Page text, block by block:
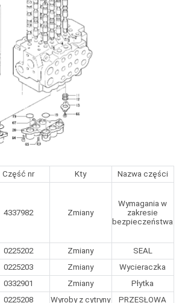
Część nr Kty Nazwa części
4337982 Zmiany
Wymagania w
zakresie
bezpieczeństwa
0225202 Zmiany
SEAL
0225203 Zmiany
Wycieraczka
0332901 Zmiany
Płytka
0225208 Wyroby z cytryny PRZESŁOWA